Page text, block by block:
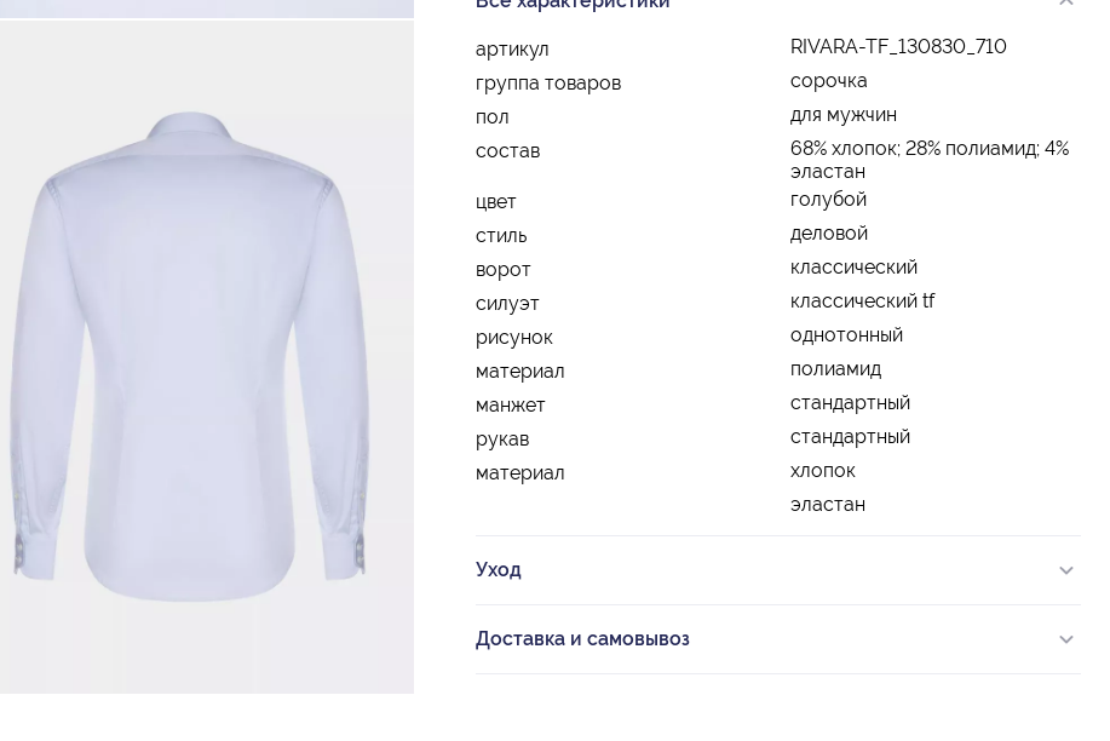
артикул
RIVARA-TF_130830_710
группа товаров
сорочка
пол
для мужчин
состав
68% хлопок; 28% полиамид; 4%
эластан
цвет
голубой
стиль
деловой
ворот
классический
силуэт
классический tf
рисунок
однотонный
материал
полиамид
манжет
стандартный
рукав
стандартный
материал
хлопок
эластан
Уход
Доставка и самовывоз